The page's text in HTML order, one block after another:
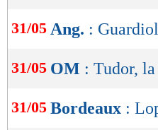
31/05 Ang. :
31/05 OM : Tudor,
31/05 Bordeaux :